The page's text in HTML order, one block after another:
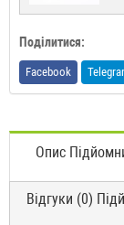
Поділитися:
Facebook
Опис
Відгуки (0)